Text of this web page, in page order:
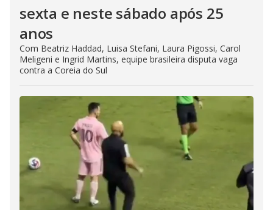
sexta e neste sábado após 25
anos
Com Beatriz Haddad, Luisa Stefani, Laura Pigossi, Carol
Meligeni e Ingrid Martins, equipe brasileira disputa vaga
contra a Coreia do Sul